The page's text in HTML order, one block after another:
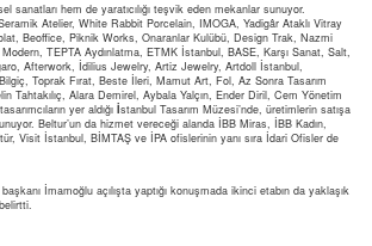
sanatları hem de yaratıcılığı teşvik eden mekanlar sunuyor.
Atelier, White Rabbit Porcelain, IMOGA, Yadigâr Ataklı Vitray
Beoffice, Piknik Works, Onaranlar Kulübü, Design Trak, Nazmi
TEPTA Aydınlatma, ETMK İstanbul, BASE, Karşı Sanat, Salt,
Afterwork, İdilius Jewelry, Artiz Jewelry, Artdoll İstanbul,
Toprak Fırat, Beste İleri, Mamut Art, Fol, Az Sonra Tasarım
Tahtakılıç, Alara Demirel, Aybala Yalçın, Ender Diril, Cem Yönetim
yer aldığı İstanbul Tasarım Müzesi’nde, üretimlerin satışa
Beltur’un da hizmet vereceği alanda İBB Miras, İBB Kadın,
Visit İstanbul, BİMTAŞ ve İPA ofislerinin yanı sıra İdari Ofisler de
İmamoğlu açılışta yaptığı konuşmada ikinci etabın da yaklaşık